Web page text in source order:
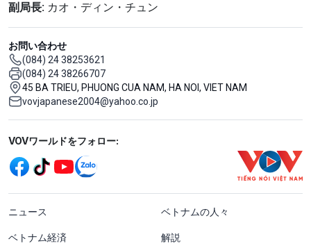
副局長: カオ・ディン・チュン
お問い合わせ
(084) 24 38253621
(084) 24 38266707
45 BA TRIEU, PHUONG CUA NAM, HA NOI, VIET NAM
vovjapanese2004@yahoo.co.jp
Mạng xã hội
VOVワールドをフォロー:
menu footer tiếng Nhật
ニュース ベトナムの人々
ベトナム経済 解説